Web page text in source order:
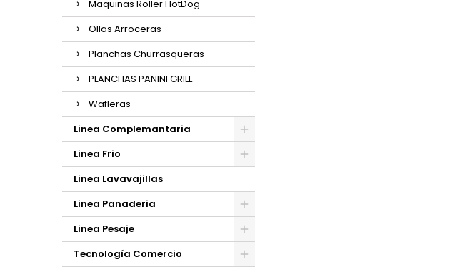
Maquinas Roller HotDog
Ollas Arroceras
Planchas Churrasqueras
PLANCHAS PANINI GRILL
Wafleras
Linea Complemantaria
Linea Frio
Linea Lavavajillas
Linea Panaderia
Linea Pesaje
Tecnología Comercio